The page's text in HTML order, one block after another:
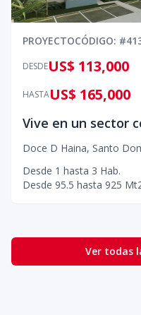
PROYECTOCÓDIGO: #
DESDEUS$ 113,000
HASTAUS$ 165,000
Doce D Haina, Santo
Desde 1 hasta 3 Hab.
Desde 95.5 hasta 925
Ver todas